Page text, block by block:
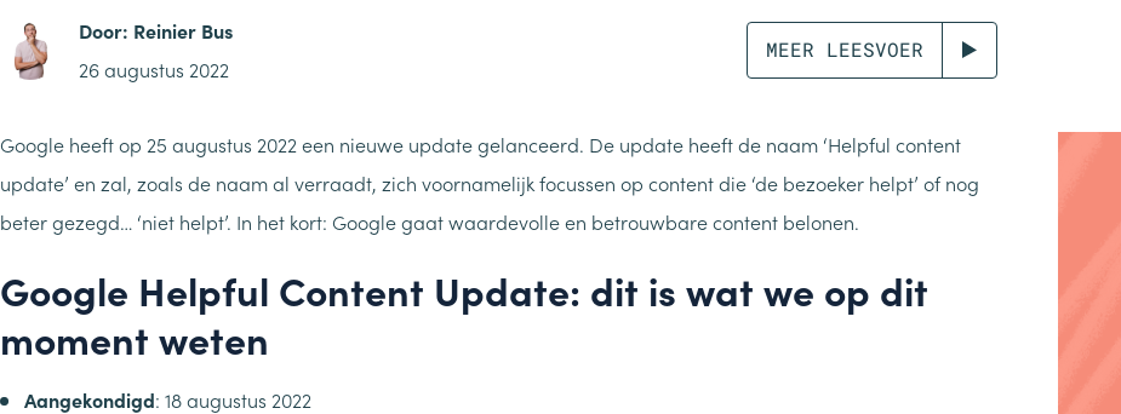
Door: Reinier Bus
26 augustus 2022
MEER LEESVOER
Google heeft op 25 augustus 2022 een nieuwe update gelanceerd. De update heeft de naam ‘Helpful content
update’ en zal, zoals de naam al verraadt, zich voornamelijk focussen op content die ‘de bezoeker helpt’ of nog
beter gezegd… ‘niet helpt’. In het kort: Google gaat waardevolle en betrouwbare content belonen.
Google Helpful Content Update: dit is wat we op dit
moment weten
Aangekondigd: 18 augustus 2022